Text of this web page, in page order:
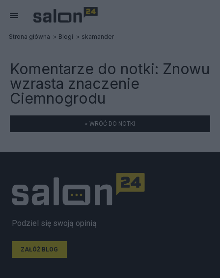
Strona główna Blogi skamander
Komentarze do notki: Znowu
wzrasta znaczenie
Ciemnogrodu
« WRÓĆ DO NOTKI
Podziel się swoją opinią
ZAŁÓŻ BLOG